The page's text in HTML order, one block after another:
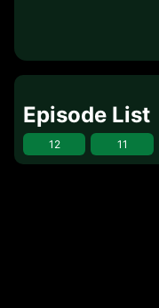
Episode List
12 11